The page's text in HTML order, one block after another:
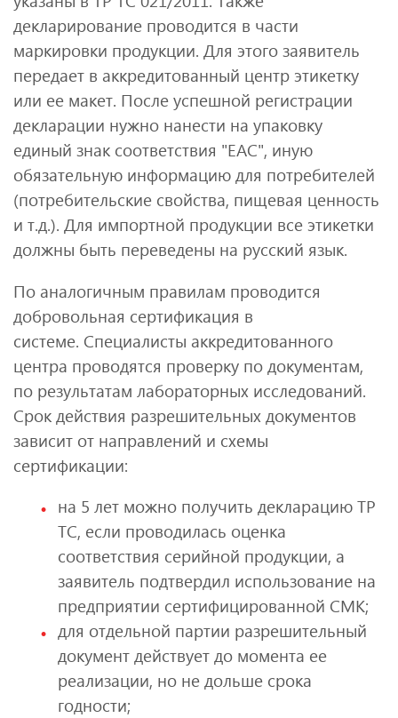
декларирование проводится в части
маркировки продукции. Для этого заявитель
передает в аккредитованный центр этикетку
или ее макет. После успешной регистрации
декларации нужно нанести на упаковку
единый знак соответствия "ЕАС", иную
обязательную информацию для потребителей
(потребительские свойства, пищевая ценность
и т.д.). Для импортной продукции все этикетки
должны быть переведены на русский язык.
По аналогичным правилам проводится
добровольная сертификация в
системе. Специалисты аккредитованного
центра проводятся проверку по документам,
по результатам лабораторных исследований.
Срок действия разрешительных документов
зависит от направлений и схемы
сертификации:
на 5 лет можно получить декларацию ТР
ТС, если проводилась оценка
соответствия серийной продукции, а
заявитель подтвердил использование на
предприятии сертифицированной СМК;
для отдельной партии разрешительный
документ действует до момента ее
реализации, но не дольше срока
годности;